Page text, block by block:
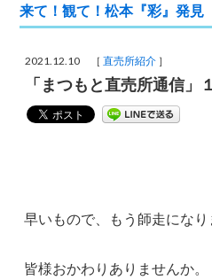
来て！観て！松本『彩』発見
2021.12.10 ［直売所紹介 ］
「まつもと直売所通信」
早いもので、もう師走になり
皆様おかわりありませんか。